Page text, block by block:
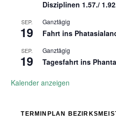
Disziplinen 1.57./
SEP.
19
Ganztägig
Fahrt ins
SEP.
19
Ganztägig
Tagesfahrt ins
Kalender anzeigen
TERMINPLAN